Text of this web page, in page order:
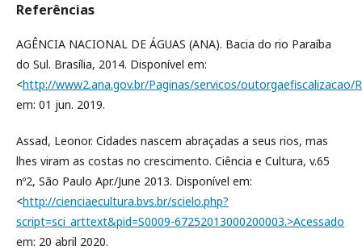
Referências
AGÊNCIA NACIONAL DE ÁGUAS (ANA). Bacia do rio Paraíba
do Sul. Brasília, 2014. Disponível em:
<http://www2.ana.gov.br/Paginas/servicos/outorgaefiscalizacao/
em: 01 jun. 2019.
Assad, Leonor. Cidades nascem abraçadas a seus rios, mas
lhes viram as costas no crescimento. Ciência e Cultura, v.65
nº2, São Paulo Apr./June 2013. Disponível em:
<http://cienciaecultura.bvs.br/scielo.php?
script=sci_arttext&pid=S0009-67252013000200003.>Acessado
em: 20 abril 2020.